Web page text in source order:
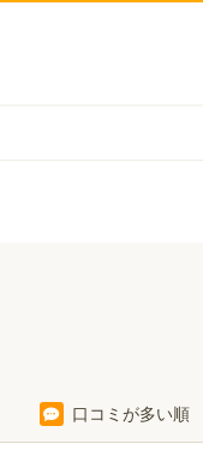
口コミが多い順